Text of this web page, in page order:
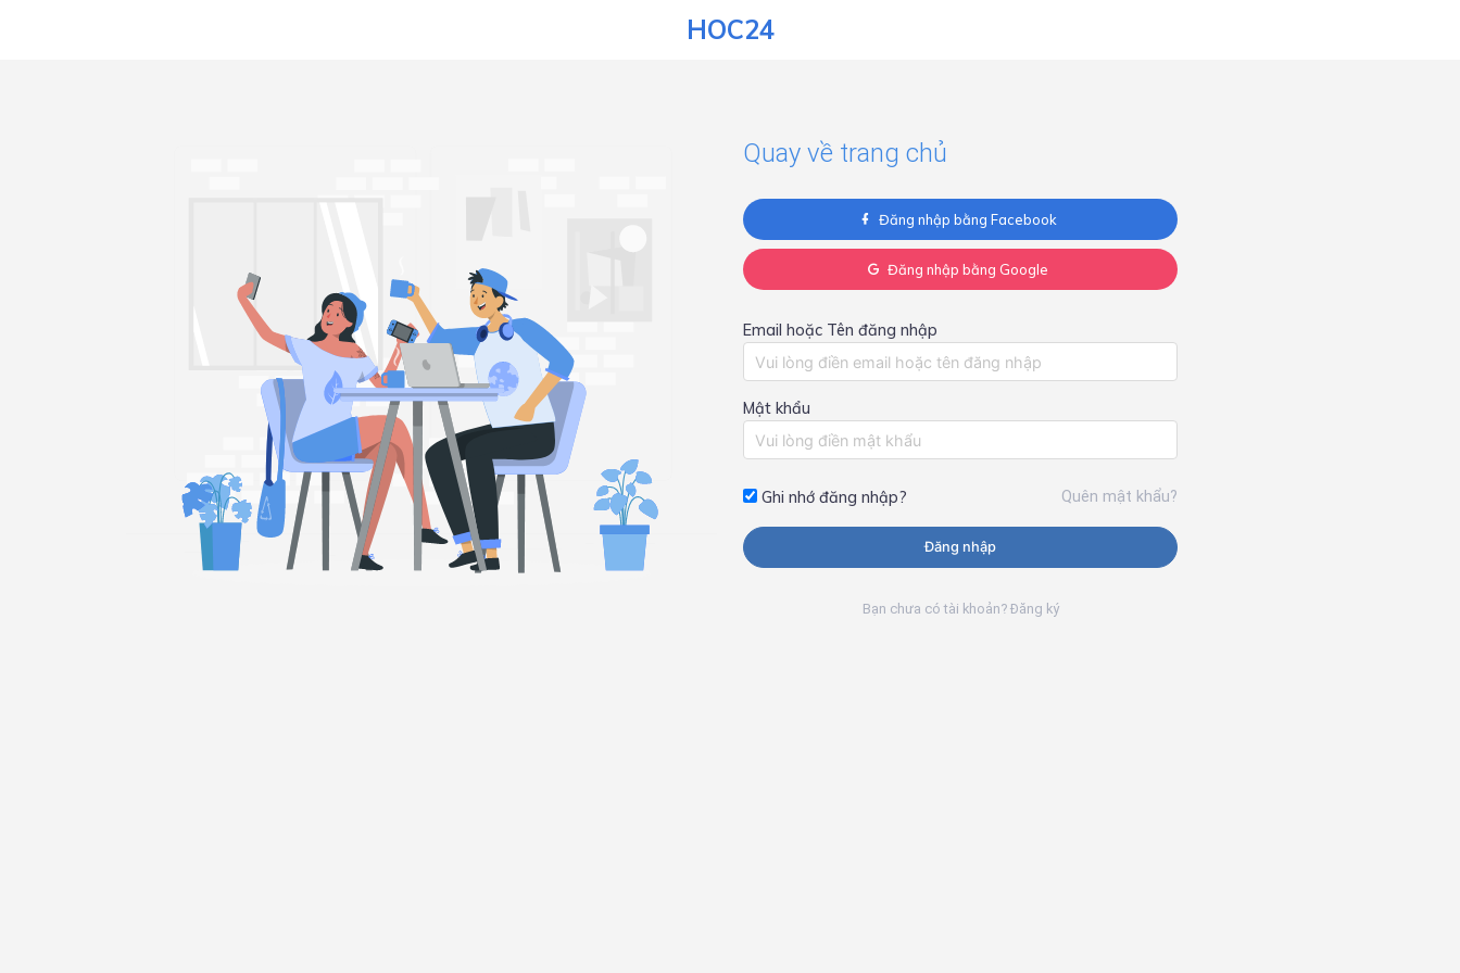
HOC24
Quay về trang chủ
Đăng nhập bằng Facebook
Đăng nhập bằng Google
Email hoặc Tên đăng nhập
Mật khẩu
Ghi nhớ đăng nhập? Quên mật khẩu?
Đăng nhập
Bạn chưa có tài khoản? Đăng ký